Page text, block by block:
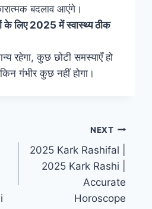
बदलाव आएंगे।
के लिए 2025 में स्वास्थ्य ठीक
रहेगा, कुछ छोटी समस्याएँ हो
गंभीर कुछ नहीं होगा।
NEXT
2025 Kark Rashifal |
2025 Kark Rashi |
Accurate
Horoscope